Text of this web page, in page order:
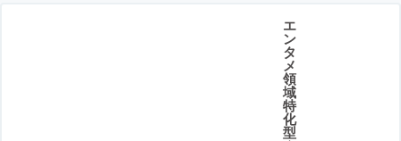
エ
ン
タ
メ
領
域
特
化
型